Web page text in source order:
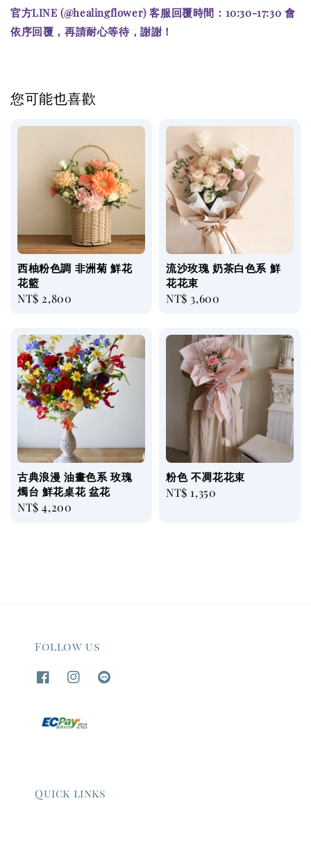
官方LINE (@healingflower) 客服回覆時間：10:30-17:30 會
依序回覆，再請耐心等待，謝謝！
您可能也喜歡
西柚粉色調 非洲菊 鮮花
花籃
Regular
NT$ 2,800
流沙玫瑰 奶茶白色系 鮮
花花束
Regular
NT$ 3,600
古典浪漫 油畫色系 玫瑰
燭台 鮮花桌花 盆花
Regular
NT$ 4,200
粉色 不凋花花束
Regular
NT$ 1,350
Follow us
Quick links